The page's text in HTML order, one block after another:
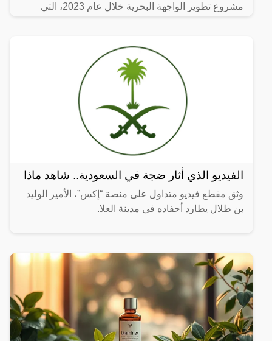
مشروع تطوير الواجهة البحرية خلال عام 2023، التي
الفيديو الذي أثار ضجة في السعودية.. شاهد ماذا
وثق مقطع فيديو متداول على منصة “إكس”، الأمير الوليد
بن طلال يطارد أحفاده في مدينة العلا.